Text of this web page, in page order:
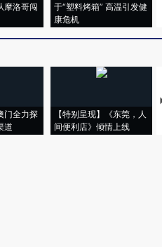
摩洛哥闯
于“塑料烤箱” 高温引发健
康危机
门全力探
道
【特别呈现】《东莞，人
间便利店》倾情上线